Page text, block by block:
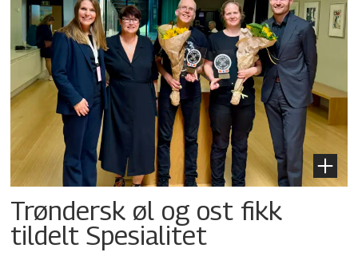
Trøndersk øl og ost fikk
tildelt Spesialitet